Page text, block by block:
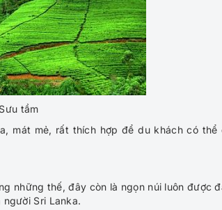
tầm
mát mẻ, rất thích hợp để du khách có thể
những thế, đây còn là ngọn núi luôn được
Sri Lanka.